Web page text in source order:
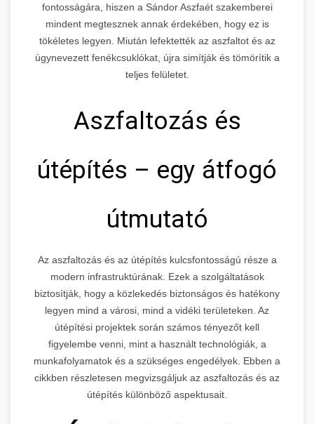
fontosságára, hiszen a Sándor Aszfaét szakemberei
mindent megtesznek annak érdekében, hogy ez is
tökéletes legyen. Miután lefektették az aszfaltot és az
úgynevezett fenékcsuklókat, újra simítják és tömörítik a
teljes felületet.
Aszfaltozás és
útépítés – egy átfogó
útmutató
Az aszfaltozás és az útépítés kulcsfontosságú része a
modern infrastruktúrának. Ezek a szolgáltatások
biztosítják, hogy a közlekedés biztonságos és hatékony
legyen mind a városi, mind a vidéki területeken. Az
útépítési projektek során számos tényezőt kell
figyelembe venni, mint a használt technológiák, a
munkafolyamatok és a szükséges engedélyek. Ebben a
cikkben részletesen megvizsgáljuk az aszfaltozás és az
útépítés különböző aspektusait.